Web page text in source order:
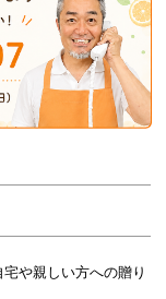
や親しい方への贈り